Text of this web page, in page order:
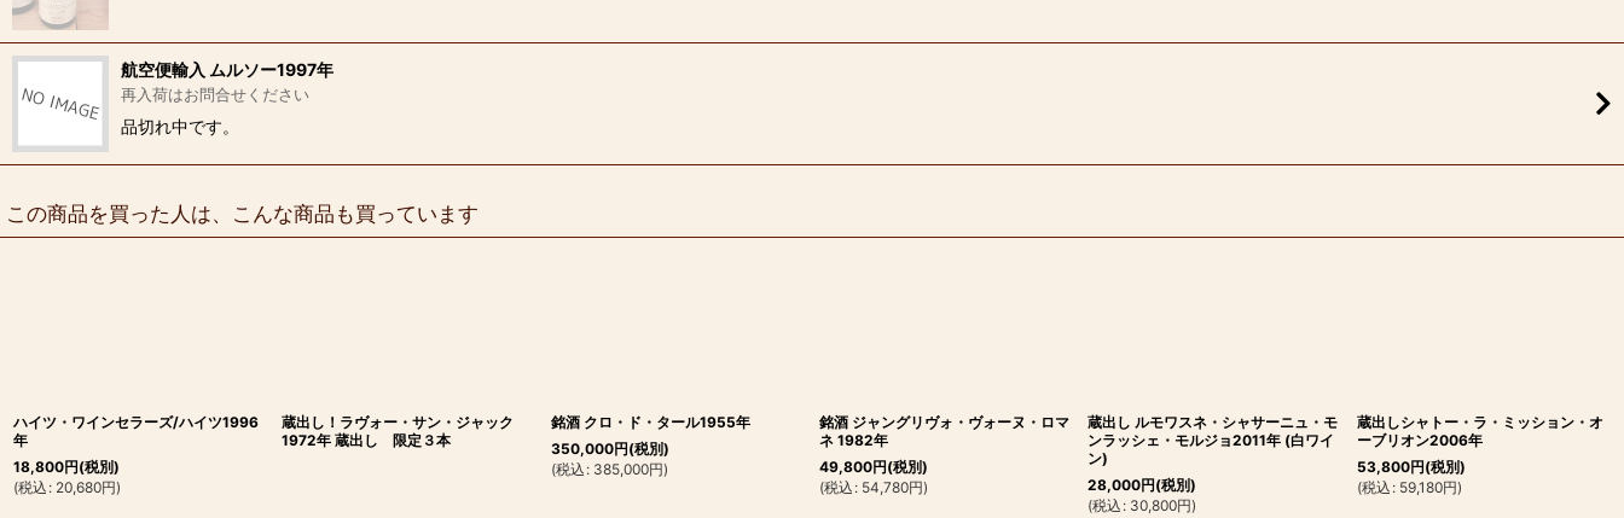
航空便輸入 ムルソー1997年
再入荷はお問合せください
品切れ中です。
この商品を買った人は、こんな商品も買っています
ハイツ・ワインセラーズ/ハイツ1996
年
18,800円(税別)
(税込 : 20,680円)
蔵出し！ラヴォー・サン・ジャック
1972年 蔵出し 限定３本
銘酒 クロ・ド・タール1955年
350,000円(税別)
(税込 : 385,000円)
銘酒 ジャングリヴォ・ヴォーヌ・ロマ
ネ 1982年
49,800円(税別)
(税込 : 54,780円)
蔵出し ルモワスネ・シャサーニュ・モ
ンラッシェ・モルジョ2011年 (白ワイ
ン)
28,000円(税別)
(税込 : 30,800円)
蔵出しシャトー・ラ・ミッション・オ
ーブリオン2006年
53,800円(税別)
(税込 : 59,180円)